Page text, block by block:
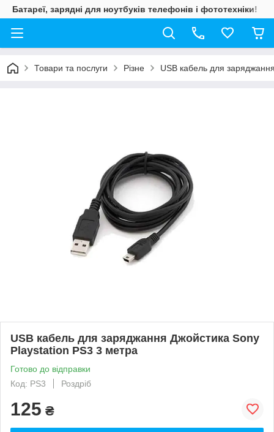
Батареї, зарядні для ноутбуків телефонів і фототехніки!
Товари та послуги Різне USB кабель для
USB кабель для заряджання Джойстика Sony
Playstation PS3 3 метра
Готово до відправки
Код: PS3
Роздріб
125 ₴